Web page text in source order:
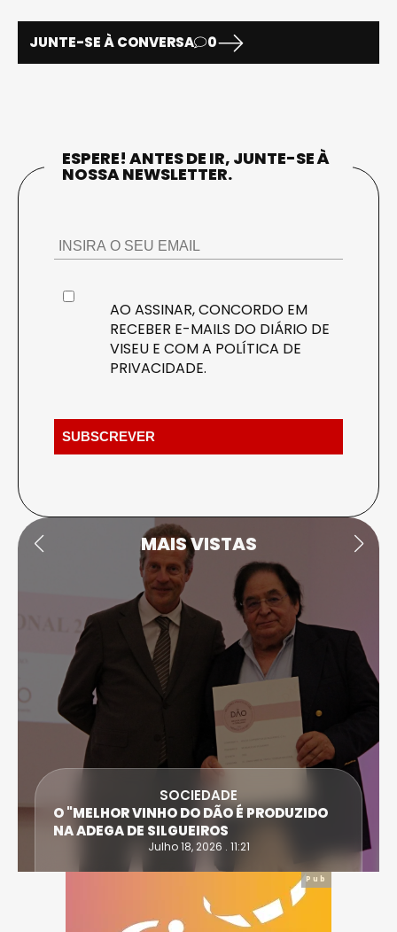
JUNTE-SE À CONVERSA 0
ESPERE! ANTES DE IR, JUNTE-SE À
NOSSA NEWSLETTER.
AO ASSINAR, CONCORDO EM
RECEBER E-MAILS DO DIÁRIO DE
VISEU E COM A POLÍTICA DE
PRIVACIDADE.
MAIS VISTAS
SOCIEDADE
ANTÓNIO SARAIVA E CARLA DIAS SÃO AS
VÍTIMAS DO ACIDENTE EM CASTRO DAIRE
Julho 14, 2026 . 15:30
Pub